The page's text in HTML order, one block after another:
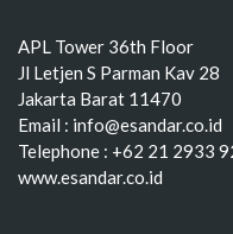
APL Tower 36th Floor
Jl Letjen S Parman Kav 28
Jakarta Barat 11470
Email : info@esandar.co.id
Telephone : +62 21 2933
www.esandar.co.id